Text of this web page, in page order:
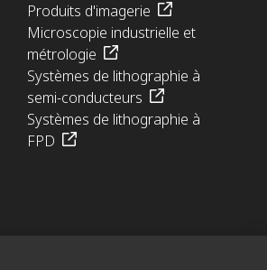
Produits d'imagerie
Microscopie industrielle et
métrologie
Systèmes de lithographie à
semi-conducteurs
Systèmes de lithographie à
FPD